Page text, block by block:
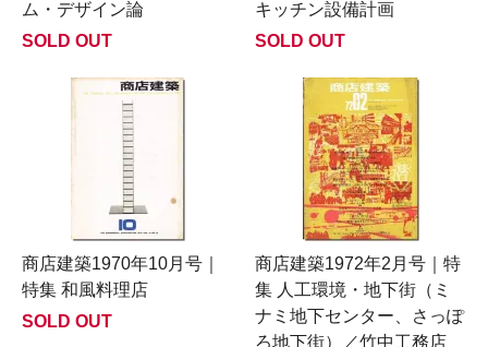
ム・デザイン論
SOLD OUT
キッチン設備計画
SOLD OUT
商店建築1970年10月号｜
特集 和風料理店
SOLD OUT
商店建築1972年2月号｜特
集 人工環境・地下街（ミ
ナミ地下センター、さっぽ
ろ地下街）／竹中工務店